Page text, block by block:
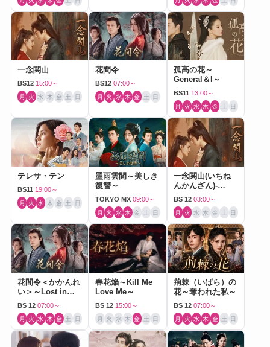
一念関山
BS12 15:00～
月 火 水 木 金 土 日
花間令
BS12 07:00～
月 火 水 木 金 土 日
孤高の花～
General＆I～
BS11 13:00～
月 火 水 木 金 土 日
テレサ・テン
BS11 19:00～
月 火 水 木 金 土 日
墨雨雲間～美しき
復讐～
TOKYO MX 09:00～
月 火 水 木 金 土 日
一念関山(いちね
んかんざん)-
Journey to Love-
BS 12 03:00～
月 火 水 木 金 土 日
花間令＜かかんれ
い＞～Lost in
Love～
BS 12 07:00～
月 火 水 木 金 土 日
春花焔～Kill Me
Love Me～
BS 12 15:00～
月 火 水 木 金 土 日
荊棘（いばら）の
花～奪われた私～
BS 12 07:00～
月 火 水 木 金 土 日